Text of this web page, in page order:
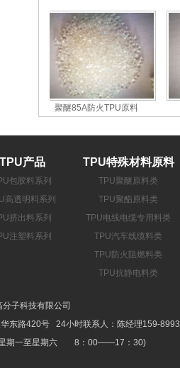
聚醚85A防火TPU原料
TPU产品
包胶料系列
高透明料系列
挤出料系列
注塑料系列
TPU特殊材料原料
TPU聚醚原料类
TPU聚酯原料类
TPU电线电缆专用料类
TPU汽车线缆料类
TPU防火阻燃料类
TPU抗静电料类
子科技有限公司
东路420号 24小时联系人：陈经理159-
星期一至星期六 8：00——17：30)